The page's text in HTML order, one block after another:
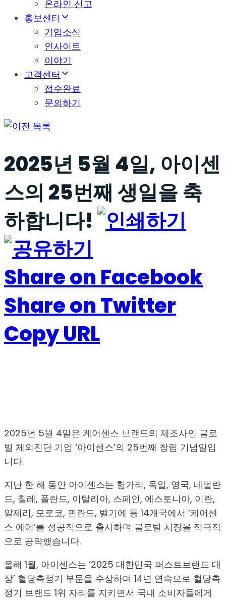
온라인 신고
홍보센터
기업소식
인사이트
이야기
고객센터
접수완료
문의하기
목록
2025년 5월 4일, 아이센
스의 25번째 생일을 축
하합니다!
Share on Facebook
Share on Twitter
Copy URL
2025년 5월 4일은 케어센스 브랜드의 제조사인 글로
벌 체외진단 기업 ‘아이센스’의 25번째 창립 기념일입
니다.
지난 한 해 동안 아이센스는 헝가리, 독일, 영국, 네덜란
드, 칠레, 폴란드, 이탈리아, 스페인, 에스토니아, 이란,
알제리, 모로코, 핀란드, 벨기에 등 14개국에서 ‘케어센
스 에어’를 성공적으로 출시하며 글로벌 시장을 적극적
으로 공략했습니다.
올해 1월, 아이센스는 ‘2025 대한민국 퍼스트브랜드 대
상’ 혈당측정기 부문을 수상하며 14년 연속으로 혈당측
정기 브랜드 1위 자리를 지키면서 국내 소비자들에게